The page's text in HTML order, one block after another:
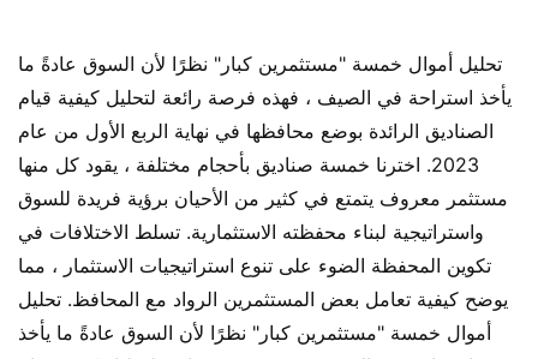
تحليل أموال خمسة "مستثمرين كبار" نظرًا لأن السوق عادةً ما
يأخذ استراحة في الصيف ، فهذه فرصة رائعة لتحليل كيفية قيام
الصناديق الرائدة بوضع محافظها في نهاية الربع الأول من عام
2023. اخترنا خمسة صناديق بأحجام مختلفة ، يقود كل منها
مستثمر معروف يتمتع في كثير من الأحيان برؤية فريدة للسوق
واستراتيجية لبناء محفظته الاستثمارية. تسلط الاختلافات في
تكوين المحفظة الضوء على تنوع استراتيجيات الاستثمار ، مما
يوضح كيفية تعامل بعض المستثمرين الرواد مع المحافظ. تحليل
أموال خمسة "مستثمرين كبار" نظرًا لأن السوق عادةً ما يأخذ